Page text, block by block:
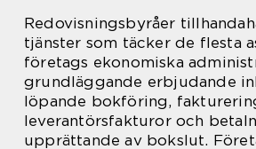
Redovisningsbyråer
tjänster som täcker de flesta
företags ekonomiska
grundläggande erbjudande
löpande bokföring,
leverantörsfakturor och
upprättande av bokslut.